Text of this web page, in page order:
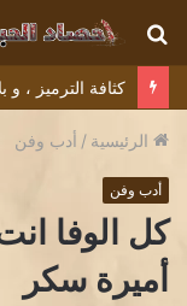
بحث
عن
الرئيسية / أدب وفن
أدب وفن
كل الوفا
أميرة سكر